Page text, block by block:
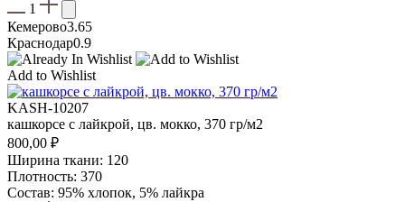
1
Кемерово3.65
Краснодар0.9
Add to Wishlist
KASH-10207
кашкорсе с лайкрой, цв. мокко, 370 гр/м2
800,00 ₽
Ширина ткани: 120
Плотность: 370
Состав: 95% хлопок, 5% лайкра